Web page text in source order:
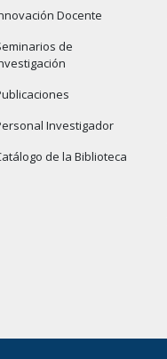
Docente
de
Investigador
de la Biblioteca